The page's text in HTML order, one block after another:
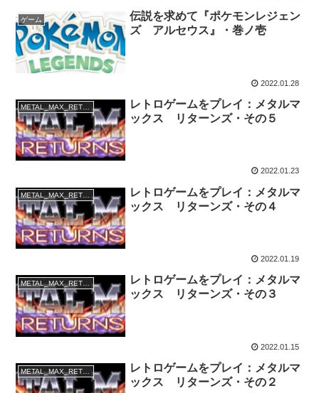
ゲーム
伝説を求めて『ポケモンレジェン
ズ アルセウス』・巻ノ壱
2022.01.28
METAL_MAX_RETURNS
レトロゲームをプレイ：メタルマ
ックス リターンズ・その５
2022.01.23
METAL_MAX_RETURNS
レトロゲームをプレイ：メタルマ
ックス リターンズ・その４
2022.01.19
METAL_MAX_RETURNS
レトロゲームをプレイ：メタルマ
ックス リターンズ・その３
2022.01.15
METAL_MAX_RETURNS
レトロゲームをプレイ：メタルマ
ックス リターンズ・その２